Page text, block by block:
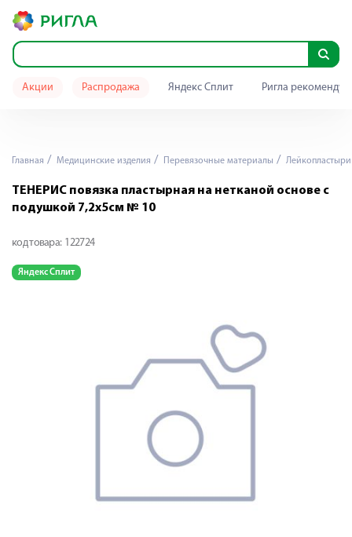
Акции Распродажа Яндекс Сплит Ригла
Главная Медицинские изделия Перевязочные материалы Лейкопластыри
ТЕНЕРИС повязка пластырная на нетканой основе с
подушкой 7,2х5см № 10
код товара: 122724
Яндекс Сплит